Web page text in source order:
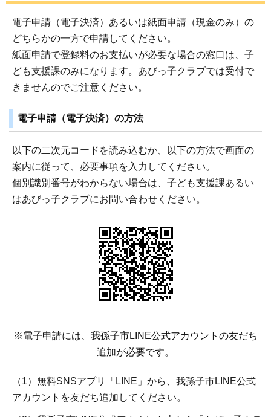
電子申請（電子決済）あるいは紙面申請（現金のみ）の
どちらかの一方で申請してください。
紙面申請で登録料のお支払いが必要な場合の窓口は、子
ども支援課のみになります。あびっ子クラブでは受付で
きませんのでご注意ください。
電子申請（電子決済）の方法
以下の二次元コードを読み込むか、以下の方法で画面の
案内に従って、必要事項を入力してください。
個別識別番号がわからない場合は、子ども支援課あるい
はあびっ子クラブにお問い合わせください。
※電子申請には、我孫子市LINE公式アカウントの友だち
追加が必要です。
（1）無料SNSアプリ「LINE」から、我孫子市LINE公式
アカウントを友だち追加してください。